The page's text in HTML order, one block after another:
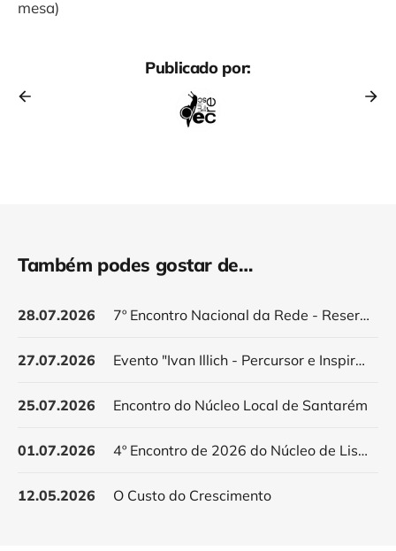
mesa)
Publicado por:
Também podes gostar de…
28.07.2026 7º Encontro Nacional da Rede - Reservar data
27.07.2026 Evento "Ivan Illich - Percursor e Inspirador do Decrescimento"
25.07.2026 Encontro do Núcleo Local de Santarém
01.07.2026 4º Encontro de 2026 do Núcleo de Lisboa
12.05.2026 O Custo do Crescimento